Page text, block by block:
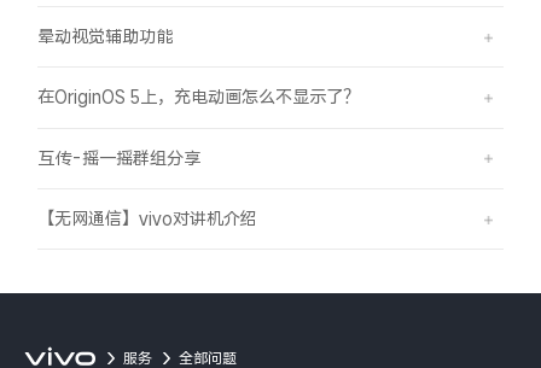
晕动视觉辅助功能
在OriginOS 5上，充电动画怎么不显示了？
互传-摇一摇群组分享
【无网通信】vivo对讲机介绍
服务 全部问题